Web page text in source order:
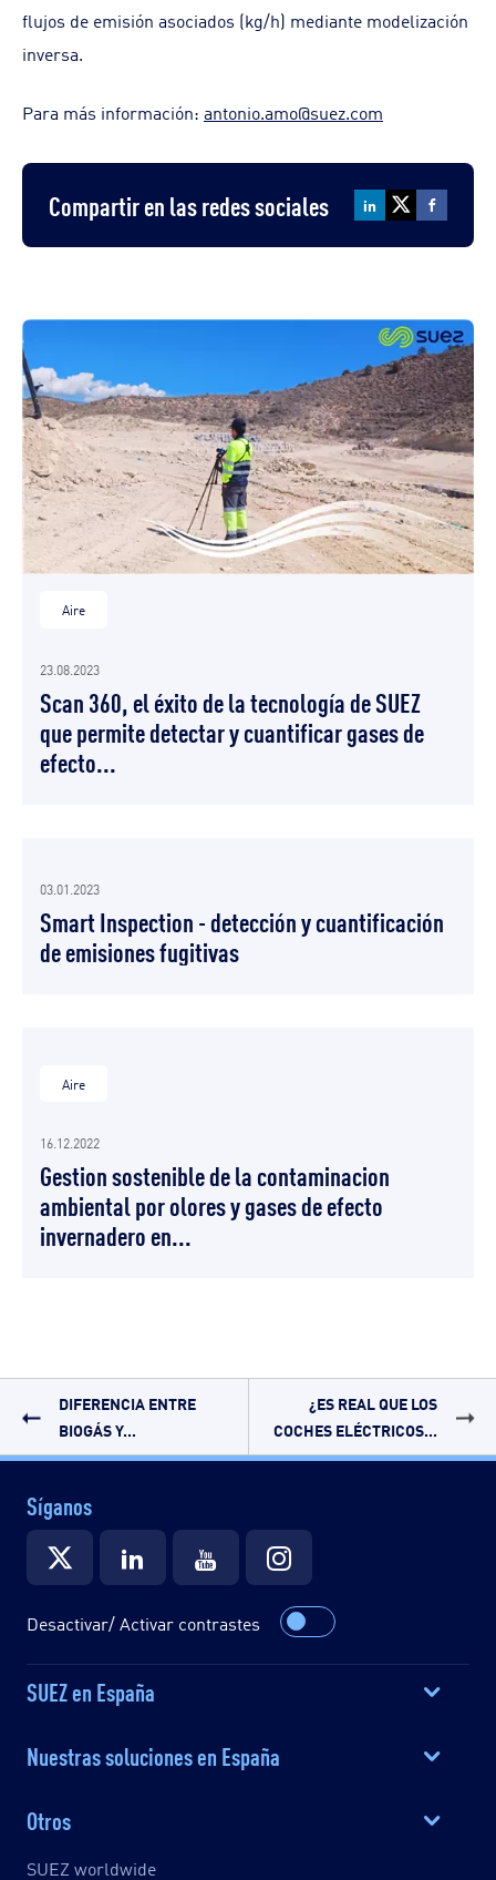
flujos de emisión asociados (kg/h) mediante modelización
inversa.
Para más información: antonio.amo@suez.com
Compartir en las redes sociales
Aire
23.08.2023
Scan 360, el éxito de la tecnología de SUEZ
que permite detectar y cuantificar gases de
efecto...
03.01.2023
Smart Inspection - detección y cuantificación
de emisiones fugitivas
Aire
16.12.2022
Gestion sostenible de la contaminacion
ambiental por olores y gases de efecto
invernadero en...
DIFERENCIA ENTRE
BIOGÁS Y...
¿ES REAL QUE LOS
COCHES ELÉCTRICOS...
Síganos
Desactivar/ Activar contrastes
SUEZ en España
Nuestras soluciones en España
Otros
SUEZ worldwide